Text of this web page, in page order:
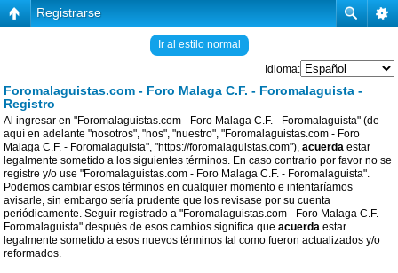
Registrarse
Ir al estilo normal
Idioma:
Foromalaguistas.com - Foro Malaga C.F. - Foromalaguista -
Registro
Al ingresar en "Foromalaguistas.com - Foro Malaga C.F. - Foromalaguista" (de
aquí en adelante "nosotros", "nos", "nuestro", "Foromalaguistas.com - Foro
Malaga C.F. - Foromalaguista", "https://foromalaguistas.com"), acuerda estar
legalmente sometido a los siguientes términos. En caso contrario por favor no se
registre y/o use "Foromalaguistas.com - Foro Malaga C.F. - Foromalaguista".
Podemos cambiar estos términos en cualquier momento e intentaríamos
avisarle, sin embargo sería prudente que los revisase por su cuenta
periódicamente. Seguir registrado a "Foromalaguistas.com - Foro Malaga C.F. -
Foromalaguista" después de esos cambios significa que acuerda estar
legalmente sometido a esos nuevos términos tal como fueron actualizados y/o
reformados.